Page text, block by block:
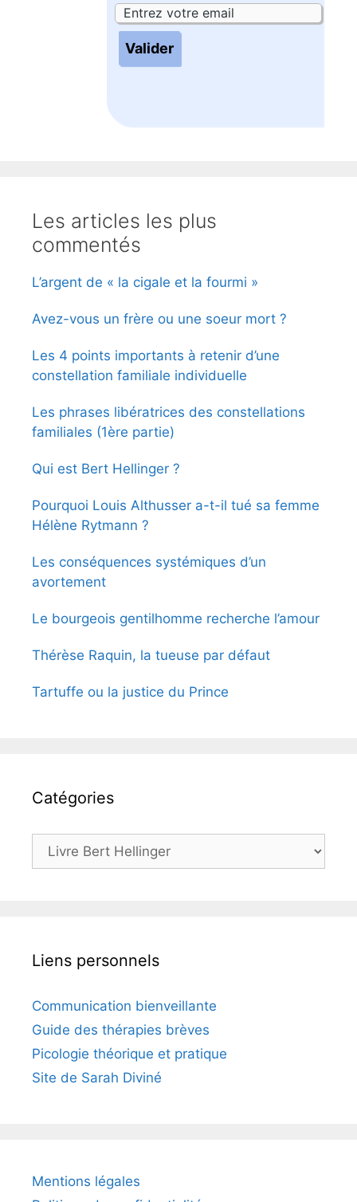
Les articles les plus
commentés
L’argent de « la cigale et la fourmi »
Avez-vous un frère ou une soeur mort ?
Les 4 points importants à retenir d’une
constellation familiale individuelle
Les phrases libératrices des constellations
familiales (1ère partie)
Qui est Bert Hellinger ?
Pourquoi Louis Althusser a-t-il tué sa femme
Hélène Rytmann ?
Les conséquences systémiques d’un
avortement
Le bourgeois gentilhomme recherche l’amour
Thérèse Raquin, la tueuse par défaut
Tartuffe ou la justice du Prince
Catégories
Catégories
Liens personnels
Communication bienveillante
Guide des thérapies brèves
Picologie théorique et pratique
Site de Sarah Diviné
Mentions légales